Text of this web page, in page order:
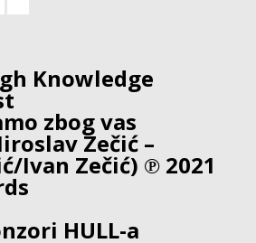
Knowledge
zbog vas
Zečić –
Ivan Zečić) ℗ 2021
HULL-a